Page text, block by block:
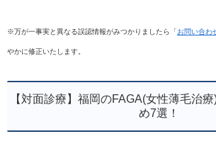
※万が一事実と異なる誤認情報がみつかりましたら「お問い合わ
やかに修正いたします。
【対面診療】福岡のFAGA(女性薄毛治
め7選！